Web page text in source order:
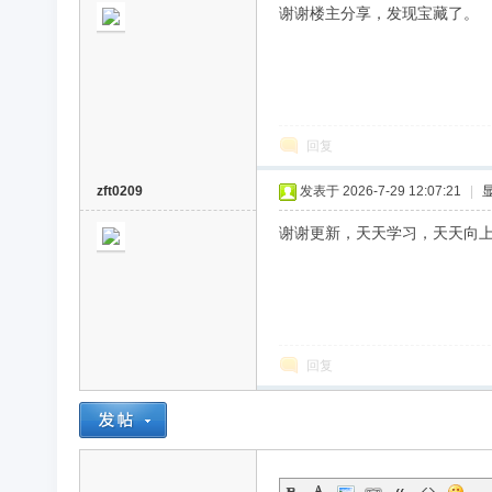
谢谢楼主分享，发现宝藏了。
回复
zft0209 发表于 2026-7-29 12:07:21
谢谢更新，天天学习，天天向上
回复